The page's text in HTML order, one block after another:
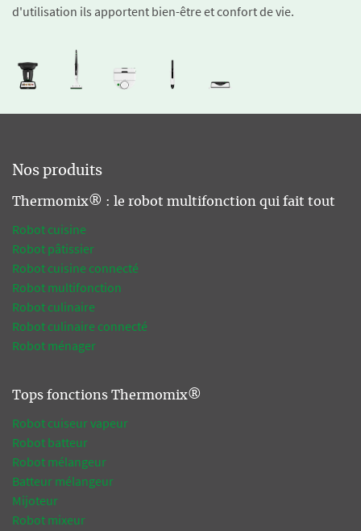
d'utilisation ils apportent bien-être et confort de vie.
Nos produits
Thermomix® : le robot multifonction qui fait tout
Robot cuisine
Robot pâtissier
Robot cuisine connecté
Robot multifonction
Robot culinaire
Robot culinaire connecté
Robot ménager
Tops fonctions Thermomix®
Robot cuiseur vapeur
Robot batteur
Robot mélangeur
Batteur mélangeur
Mijoteur
Robot mixeur